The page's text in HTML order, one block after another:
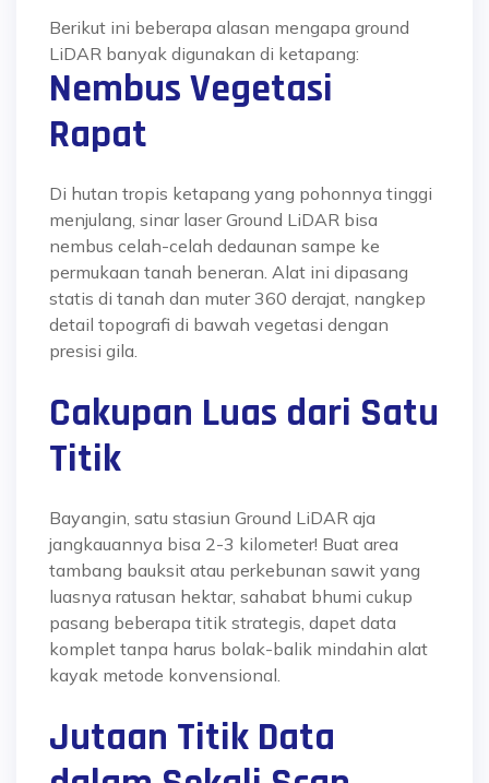
Berikut ini beberapa alasan mengapa ground
LiDAR banyak digunakan di ketapang:
Nembus Vegetasi
Rapat
Di hutan tropis ketapang yang pohonnya tinggi
menjulang, sinar laser Ground LiDAR bisa
nembus celah-celah dedaunan sampe ke
permukaan tanah beneran . Alat ini dipasang
statis di tanah dan muter 360 derajat, nangkep
detail topografi di bawah vegetasi dengan
presisi gila
Cakupan Luas dari Satu
Titik
Bayangin, satu stasiun Ground LiDAR aja
jangkauannya bisa 2-3 kilometer! Buat area
tambang bauksit atau perkebunan sawit yang
luasnya ratusan hektar, sahabat bhumi cukup
pasang beberapa titik strategis, dapet data
komplet tanpa harus bolak-balik mindahin alat
kayak metode konvensional.
Jutaan Titik Data